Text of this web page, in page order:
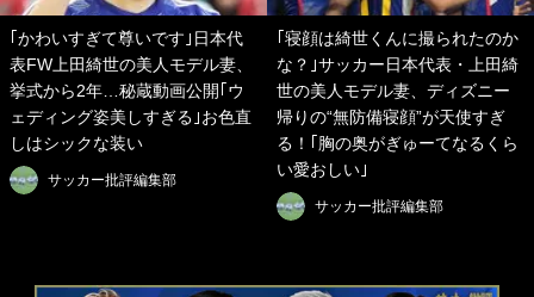
｢かわいすぎて尊いです｣日本代
表FW上田綺世の美人モデル妻、
挙式から2年…秘蔵動画公開｢ウ
ェディング姿美しすぎる｣お色直
しはシックな装い
サッカー批評編集部
｢寝顔は綺世くんに撮られたのか
な？｣サッカー日本代表・上田綺
世の美人モデル妻、ディズニー
帰りの“無防備寝顔”が天使すぎ
る！｢胸の奥がぎゅーてなるくら
い愛おしい｣
サッカー批評編集部